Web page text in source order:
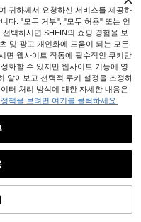
!
귀하께서 요청하신 서비스를 제공하
다. "모두 거부", "모두 허용" 또는 언
택하시면 SHEIN의 쇼핑 경험을 보
및 광고 개인화에 도움이 되는 모든
면 웹사이트 작동에 필수적인 쿠키만
화할 수 있지만 웹사이트 기능에 영
알아보고 선택적 쿠키 설정을 조정하
터 처리 방식에 대한 자세한 내용은
책을 보려면 여기를 클릭하세요.